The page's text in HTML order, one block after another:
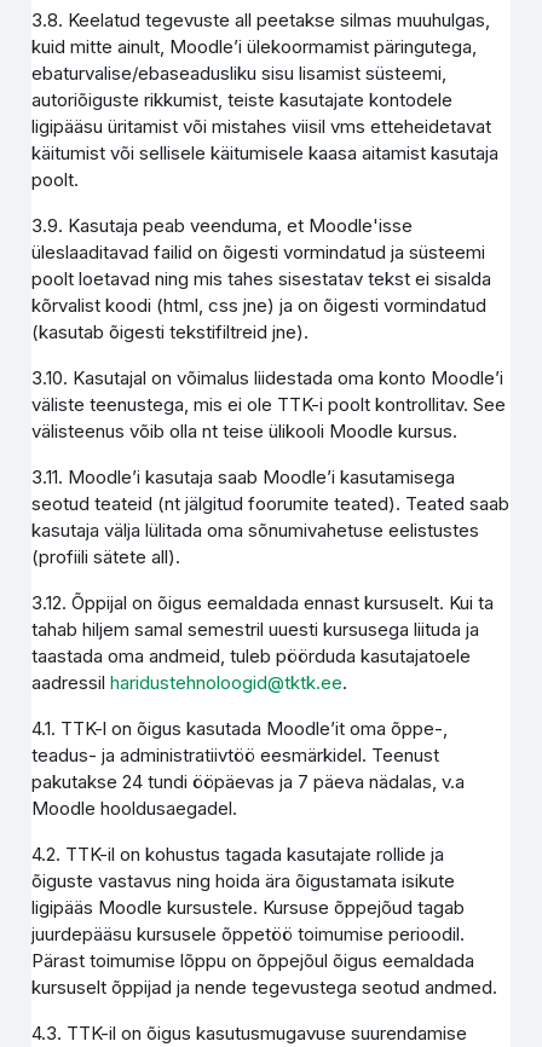
3.8. Keelatud tegevuste all peetakse silmas muuhulgas,
kuid mitte ainult, Moodle’i ülekoormamist päringutega,
ebaturvalise/ebaseadusliku sisu lisamist süsteemi,
autoriõiguste rikkumist, teiste kasutajate kontodele
ligipääsu üritamist või mistahes viisil vms etteheidetavat
käitumist või sellisele käitumisele kaasa aitamist kasutaja
poolt.
3.9. Kasutaja peab veenduma, et Moodle'isse
üleslaaditavad failid on õigesti vormindatud ja süsteemi
poolt loetavad ning mis tahes sisestatav tekst ei sisalda
kõrvalist koodi (html, css jne) ja on õigesti vormindatud
(kasutab õigesti tekstifiltreid jne).
3.10. Kasutajal on võimalus liidestada oma konto Moodle’i
väliste teenustega, mis ei ole TTK-i poolt kontrollitav. See
välisteenus võib olla nt teise ülikooli Moodle kursus.
3.11. Moodle’i kasutaja saab Moodle’i kasutamisega
seotud teateid (nt jälgitud foorumite teated). Teated saab
kasutaja välja lülitada oma sõnumivahetuse eelistustes
(profiili sätete all).
3.12. Õppijal on õigus eemaldada ennast kursuselt. Kui ta
tahab hiljem samal semestril uuesti kursusega liituda ja
taastada oma andmeid, tuleb pöörduda kasutajatoele
aadressilharidustehnoloogid@tktk.ee.
4.1. TTK-l on õigus kasutada Moodle’it oma õppe-,
teadus- ja administratiivtöö eesmärkidel. Teenust
pakutakse 24 tundi ööpäevas ja 7 päeva nädalas, v.a
Moodle hooldusaegadel.
4.2. TTK-il on kohustus tagada kasutajate rollide ja
õiguste vastavus ning hoida ära õigustamata isikute
ligipääs Moodle kursustele. Kursuse õppejõud tagab
juurdepääsu kursusele õppetöö toimumise perioodil.
Pärast toimumise lõppu on õppejõul õigus eemaldada
kursuselt õppijad ja nende tegevustega seotud andmed.
4.3. TTK-il on õigus kasutusmugavuse suurendamise